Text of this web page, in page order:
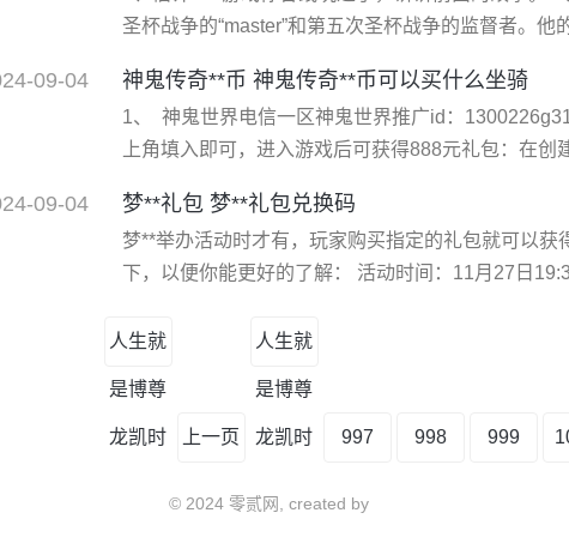
圣杯战争的“master”和第五次圣杯战争的监督者。
archer的master。后与卫宫切嗣争夺圣杯而被**，但
奇迹复活。之后暗中操纵第五次圣杯战争。
09-04 神鬼传奇**币 神鬼传奇**币可以买什么坐骑
1、 神鬼世界电信一区神鬼世界推广id：
上角填入即可，进入游戏后可获得888元礼包：在
重好礼：五位**美女化身圣衣天使与您亲密接触！三
领！四重好礼
09-04 梦**礼包 梦**礼包兑换码
梦**举办活动时才有，玩家购买指定的礼包就可以获
下，以便你能更好的了解： 活动时间：11月27日
换卡（包括坐骑和底座两种）。 包含兑换卡的礼包
人生就
是博尊
龙凯时 上一页
人生就
是博尊
龙凯时 997 998 999
© 2024 零贰网, created by